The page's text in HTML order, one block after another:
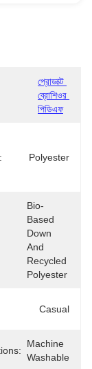
প্রোডাক্ট
ব্রোশিওর
পিডিএফ
Polyester
Bio-
Based
Down
And
Recycled
Polyester
Casual
Machine
Washable